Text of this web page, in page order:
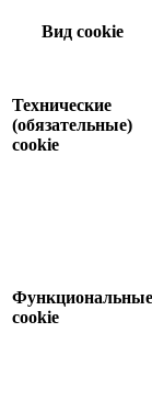
Вид cookie
Технические
(обязательные)
cookie
Функциональные
cookie